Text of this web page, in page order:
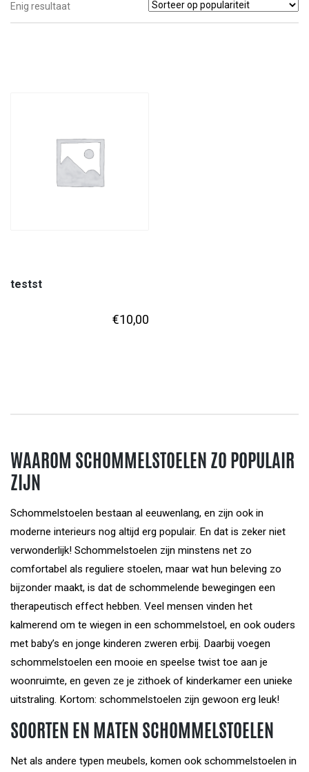
Enig resultaat
testst
€10,00
WAAROM SCHOMMELSTOELEN ZO POPULAIR
ZIJN
Schommelstoelen bestaan al eeuwenlang, en zijn ook in
moderne interieurs nog altijd erg populair. En dat is zeker niet
verwonderlijk! Schommelstoelen zijn minstens net zo
comfortabel als reguliere stoelen, maar wat hun beleving zo
bijzonder maakt, is dat de schommelende bewegingen een
therapeutisch effect hebben. Veel mensen vinden het
kalmerend om te wiegen in een schommelstoel, en ook ouders
met baby’s en jonge kinderen zweren erbij. Daarbij voegen
schommelstoelen een mooie en speelse twist toe aan je
woonruimte, en geven ze je zithoek of kinderkamer een unieke
uitstraling. Kortom: schommelstoelen zijn gewoon erg leuk!
SOORTEN EN MATEN SCHOMMELSTOELEN
Net als andere typen meubels, komen ook schommelstoelen in